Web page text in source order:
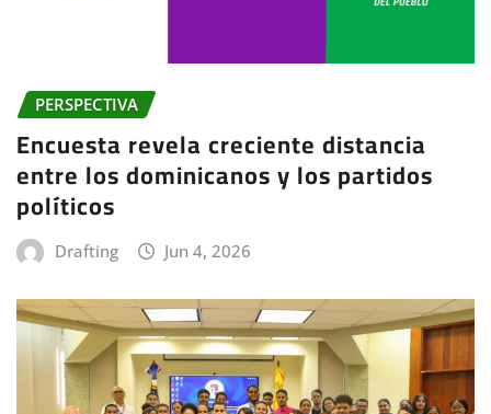
PERSPECTIVA
Encuesta revela creciente distancia
entre los dominicanos y los partidos
políticos
Drafting Jun 4, 2026